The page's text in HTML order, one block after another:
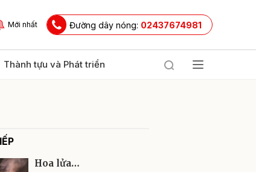
Mới nhất Đường dây nóng: 02437674981
Thành tựu và Phát triển
Hoa lửa…